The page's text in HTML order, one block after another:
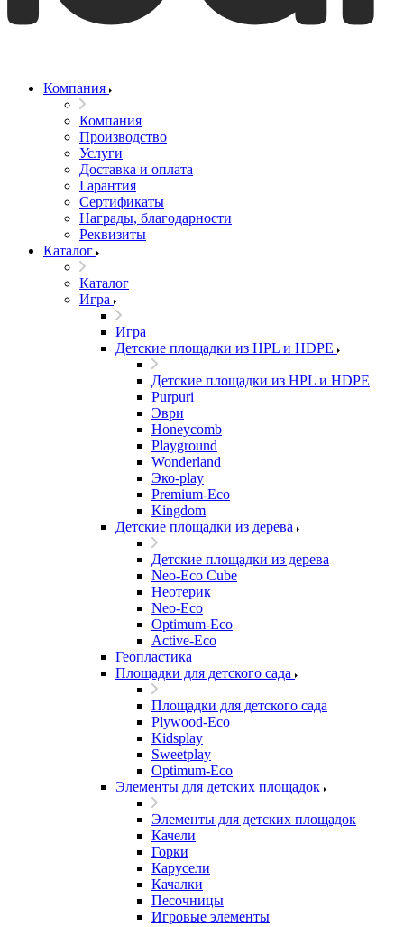
Компания
Компания
Производство
Услуги
Доставка и оплата
Гарантия
Сертификаты
Награды, благодарности
Реквизиты
Каталог
Каталог
Игра
Игра
Детские площадки из HPL и HDPE
Детские площадки из HPL и HDPE
Purpuri
Эври
Honeycomb
Playground
Wonderland
Эко-play
Premium-Eco
Kingdom
Детские площадки из дерева
Детские площадки из дерева
Neo-Eco Cube
Неотерик
Neo-Eco
Оptimum-Еco
Active-Eco
Геопластика
Площадки для детского сада
Площадки для детского сада
Plywood-Eco
Kidsplay
Sweetplay
Оptimum-Еco
Элементы для детских площадок
Элементы для детских площадок
Качели
Горки
Карусели
Качалки
Песочницы
Игровые элементы